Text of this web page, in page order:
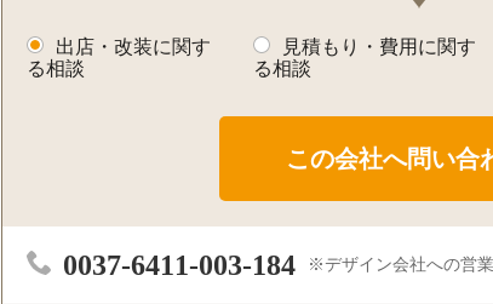
出店・改装に関す
る相談
見積もり・費用に関す
る相談
0037-6411-003-184 デザイン会社への営